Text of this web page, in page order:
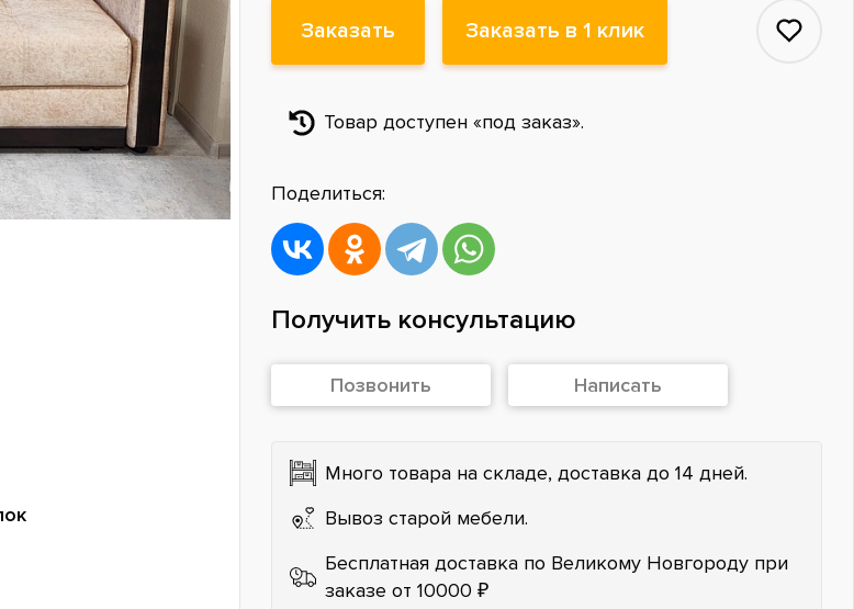
Заказать Заказать в 1 клик
Товар доступен «под заказ».
Поделиться:
Получить консультацию
Позвонить Написать
Много товара на складе, доставка до 14 дней.
Вывоз старой мебели.
Бесплатная доставка по Великому Новгороду при
заказе от 10000 ₽